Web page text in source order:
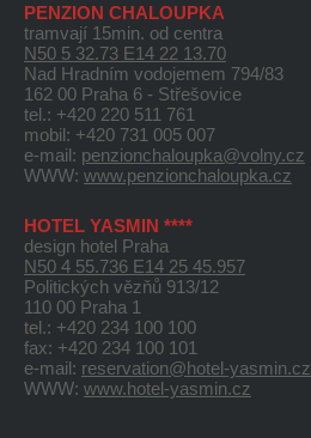
PENZION CHALOUPKA
tramvají 15min. od centra
N50 5 32.73 E14 22 13.70
Nad Hradním vodojemem 794/83
162 00 Praha 6 - Střešovice
tel.: +420 220 511 761
mobil: +420 731 005 007
e-mail: penzionchaloupka@volny.cz
WWW: www.penzionchaloupka.cz
HOTEL YASMIN ****
design hotel Praha
N50 4 55.736 E14 25 45.957
Politických vězňů 913/12
110 00 Praha 1
tel.: +420 234 100 100
fax: +420 234 100 101
e-mail: reservation@hotel-yasmin.cz
WWW: www.hotel-yasmin.cz